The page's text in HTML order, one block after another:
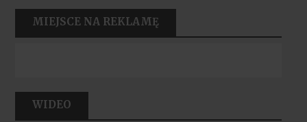
MIEJSCE NA REKLAMĘ
WIDEO